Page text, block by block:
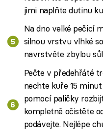
jimi naplňte dutinu
Na dno velké pečicí
silnou vrstvu vlhké
navrstvěte zbylou
Pečte v předehřáté
nechte kuře 15
pomocí paličky
kompletně očistěte
podávejte. Nejlépe